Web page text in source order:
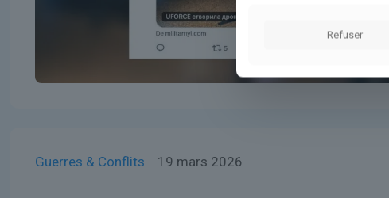
Guerres & Conflits 19 mars 2026
Refuser